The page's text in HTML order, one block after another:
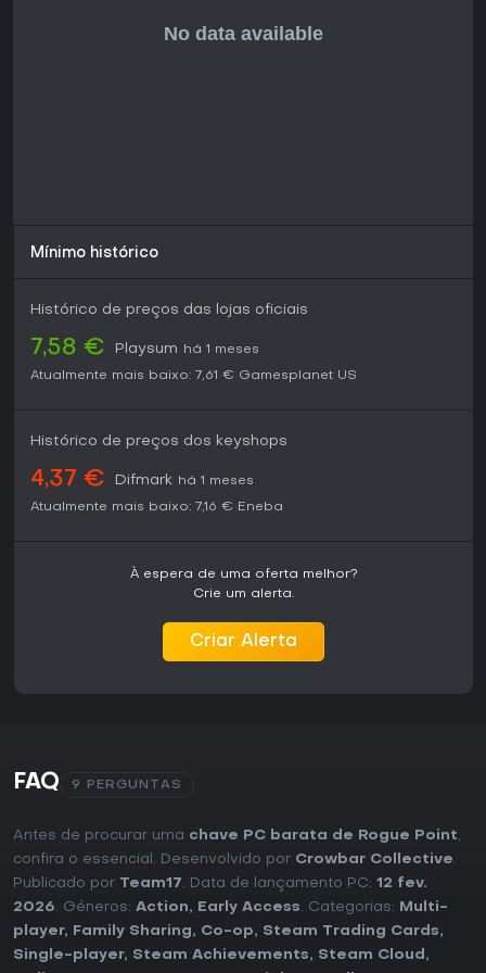
Mínimo histórico
Histórico de preços das lojas oficiais
7,58 € Playsum
há 1 meses
Atualmente mais baixo: 7,61 € Gamesplanet US
Histórico de preços dos keyshops
4,37 € Difmark há 1 meses
Atualmente mais baixo: 7,16 € Eneba
À espera de uma oferta melhor?
Crie um alerta.
Criar Alerta
FAQ 9 PERGUNTAS
Antes de procurar uma chave PC barata de Rogue Point,
confira o essencial. Desenvolvido por Crowbar Collective.
Publicado por Team17. Data de lançamento PC: 12 fev.
2026. Géneros: Action, Early Access. Categorias:
Multi-
player, Family Sharing, Co-op, Steam Trading Cards,
Single-player, Steam Achievements, Steam Cloud ,